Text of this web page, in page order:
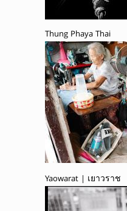
Thung Phaya Thai
Yaowarat | เยาวราช